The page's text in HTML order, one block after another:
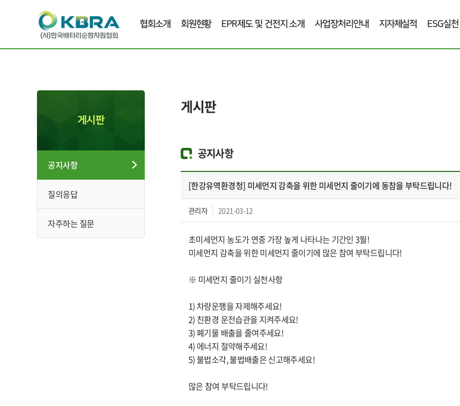
협회소개 회원현황 EPR제도 및 건전지 소개 사업장처리안내 지자체실적 ESG실천
게시판
공지사항
질의응답
자주하는 질문
게시판
공지사항
[한강유역환경청] 미세먼지 감축을 위한 미세먼지 줄이기에 동참을 부탁드립니다!
관리자 2021-03-12
초미세먼지 농도가 연중 가장 높게 나타나는 기간인 3월!
미세먼지 감축을 위한 미세먼지 줄이기에 많은 참여 부탁드립니다!
※ 미세먼지 줄이기 실천사항
1) 차량운행을 자제해주세요!
2) 친환경 운전습관을 지켜주세요!
3) 폐기물 배출을 줄여주세요!
4) 에너지 절약해주세요!
5) 불법소각, 불법배출은 신고해주세요!
많은 참여 부탁드립니다!